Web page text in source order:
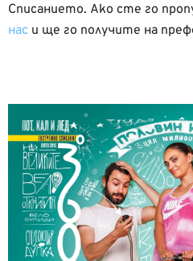
Списанието. Ако сте го
нас и ще го получите на